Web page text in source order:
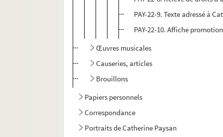
PAY-22-9. Texte adressé à
PAY-22-10. Affiche
Œuvres musicales
Causeries, articles
Brouillons
Papiers personnels
Correspondance
Portraits de Catherine Paysan